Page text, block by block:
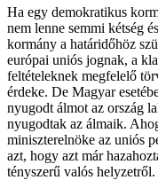
Ha egy demokratikus
nem lenne semmi kétség
kormány a határidőhöz
európai uniós jognak, a
feltételeknek megfelelő
érdeke. De Magyar
nyugodt álmot az ország
nyugodtak az álmaik.
miniszterelnöke az uniós
azt, hogy azt már
tényszerű valós